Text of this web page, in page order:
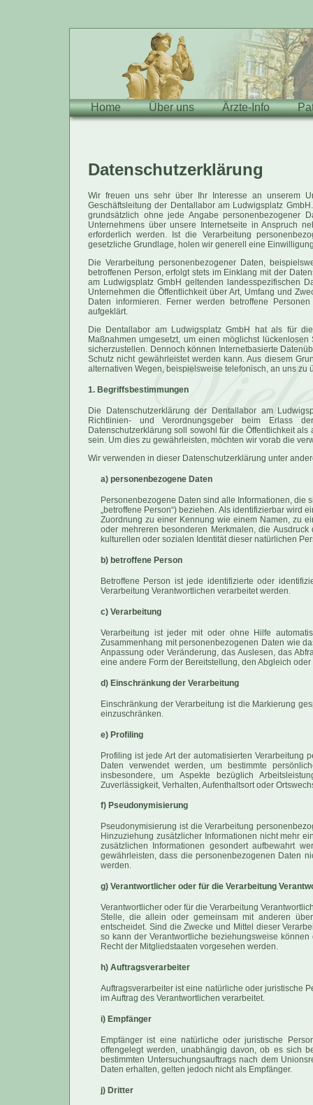
Home Über uns Ärzte-Info
Datenschutzerklärung
Wir freuen uns sehr über Ihr Interesse an unserem
Geschäftsleitung der Dentallabor am Ludwigsplatz
grundsätzlich ohne jede Angabe personenbezogener
Unternehmens über unsere Internetseite in Anspruch
erforderlich werden. Ist die Verarbeitung
gesetzliche Grundlage, holen wir generell eine
Die Verarbeitung personenbezogener Daten,
betroffenen Person, erfolgt stets im Einklang mit der
am Ludwigsplatz GmbH geltenden landesspezifischen
Unternehmen die Öffentlichkeit über Art, Umfang und
Daten informieren. Ferner werden betroffene
aufgeklärt.
Die Dentallabor am Ludwigsplatz GmbH hat als für
Maßnahmen umgesetzt, um einen möglichst
sicherzustellen. Dennoch können Internetbasierte
Schutz nicht gewährleistet werden kann. Aus diesem
alternativen Wegen, beispielsweise telefonisch, an uns zu
1. Begriffsbestimmungen
Die Datenschutzerklärung der Dentallabor am
Richtlinien- und Verordnungsgeber beim Erlass
Datenschutzerklärung soll sowohl für die Öffentlichkeit
sein. Um dies zu gewährleisten, möchten wir vorab die
Wir verwenden in dieser Datenschutzerklärung unter
a) personenbezogene Daten
Personenbezogene Daten sind alle Informationen, die
„betroffene Person“) beziehen. Als identifizierbar wird
Zuordnung zu einer Kennung wie einem Namen, zu
oder mehreren besonderen Merkmalen, die
kulturellen oder sozialen Identität dieser natürlichen
b) betroffene Person
Betroffene Person ist jede identifizierte oder
Verarbeitung Verantwortlichen verarbeitet werden.
c) Verarbeitung
Verarbeitung ist jeder mit oder ohne Hilfe
Zusammenhang mit personenbezogenen Daten wie
Anpassung oder Veränderung, das Auslesen, das
eine andere Form der Bereitstellung, den Abgleich
d) Einschränkung der Verarbeitung
Einschränkung der Verarbeitung ist die Markierung
einzuschränken.
e) Profiling
Profiling ist jede Art der automatisierten Verarbeitung
Daten verwendet werden, um bestimmte
insbesondere, um Aspekte bezüglich
Zuverlässigkeit, Verhalten, Aufenthaltsort oder
f) Pseudonymisierung
Pseudonymisierung ist die Verarbeitung
Hinzuziehung zusätzlicher Informationen nicht mehr
zusätzlichen Informationen gesondert aufbewahrt
gewährleisten, dass die personenbezogenen Daten
werden.
g) Verantwortlicher oder für die Verarbeitung
Verantwortlicher oder für die Verarbeitung
Stelle, die allein oder gemeinsam mit anderen
entscheidet. Sind die Zwecke und Mittel dieser
so kann der Verantwortliche beziehungsweise
Recht der Mitgliedstaaten vorgesehen werden.
h) Auftragsverarbeiter
Auftragsverarbeiter ist eine natürliche oder juristische
im Auftrag des Verantwortlichen verarbeitet.
i) Empfänger
Empfänger ist eine natürliche oder juristische
offengelegt werden, unabhängig davon, ob es sich
bestimmten Untersuchungsauftrags nach dem
Daten erhalten, gelten jedoch nicht als Empfänger.
j) Dritter